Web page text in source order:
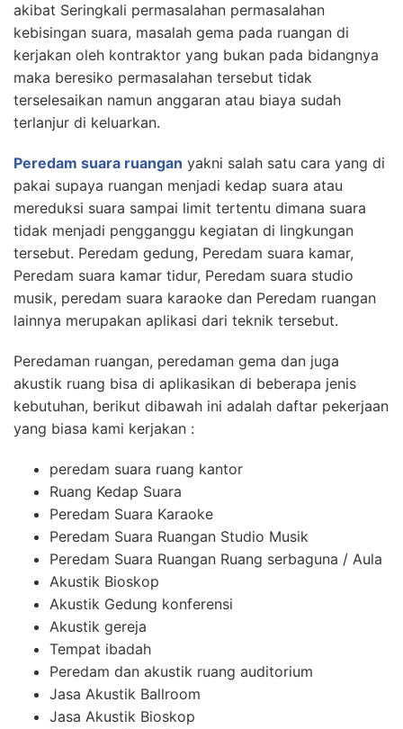
akibat Seringkali permasalahan permasalahan
kebisingan suara, masalah gema pada ruangan di
kerjakan oleh kontraktor yang bukan pada bidangnya
maka beresiko permasalahan tersebut tidak
terselesaikan namun anggaran atau biaya sudah
terlanjur di keluarkan.
Peredam suara ruangan yakni salah satu cara yang di
pakai supaya ruangan menjadi kedap suara atau
mereduksi suara sampai limit tertentu dimana suara
tidak menjadi pengganggu kegiatan di lingkungan
tersebut. Peredam gedung, Peredam suara kamar,
Peredam suara kamar tidur, Peredam suara studio
musik, peredam suara karaoke dan Peredam ruangan
lainnya merupakan aplikasi dari teknik tersebut.
Peredaman ruangan, peredaman gema dan juga
akustik ruang bisa di aplikasikan di beberapa jenis
kebutuhan, berikut dibawah ini adalah daftar pekerjaan
yang biasa kami kerjakan :
peredam suara ruang kantor
Ruang Kedap Suara
Peredam Suara Karaoke
Peredam Suara Ruangan Studio Musik
Peredam Suara Ruangan Ruang serbaguna / Aula
Akustik Bioskop
Akustik Gedung konferensi
Akustik gereja
Tempat ibadah
Peredam dan akustik ruang auditorium
Jasa Akustik Ballroom
Jasa Akustik Bioskop